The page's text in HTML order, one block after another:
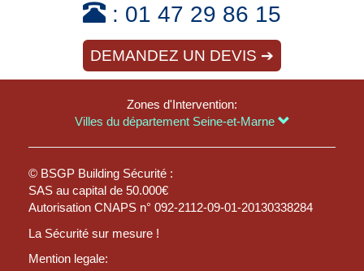
: 01 47 29 86 15
DEMANDEZ UN DEVIS ➔
Zones d'Intervention:
Villes du département Seine-et-Marne
© BSGP Building Sécurité :
SAS au capital de 50.000€
Autorisation CNAPS n° 092-2112-09-01-20130338284
La Sécurité sur mesure !
Mention legale: